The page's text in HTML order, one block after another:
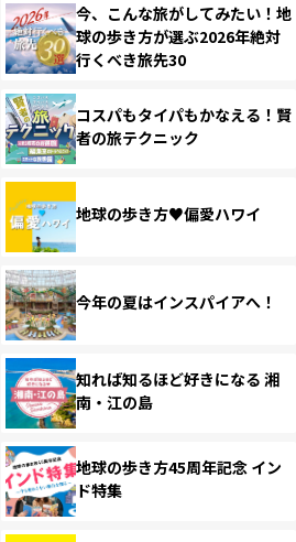
今、こんな旅がしてみたい！地
球の歩き方が選ぶ2026年絶対
行くべき旅先30
コスパもタイパもかなえる！賢
者の旅テクニック
地球の歩き方♥偏愛ハワイ
今年の夏はインスパイアへ！
知れば知るほど好きになる 湘
南・江の島
地球の歩き方45周年記念 イン
ド特集